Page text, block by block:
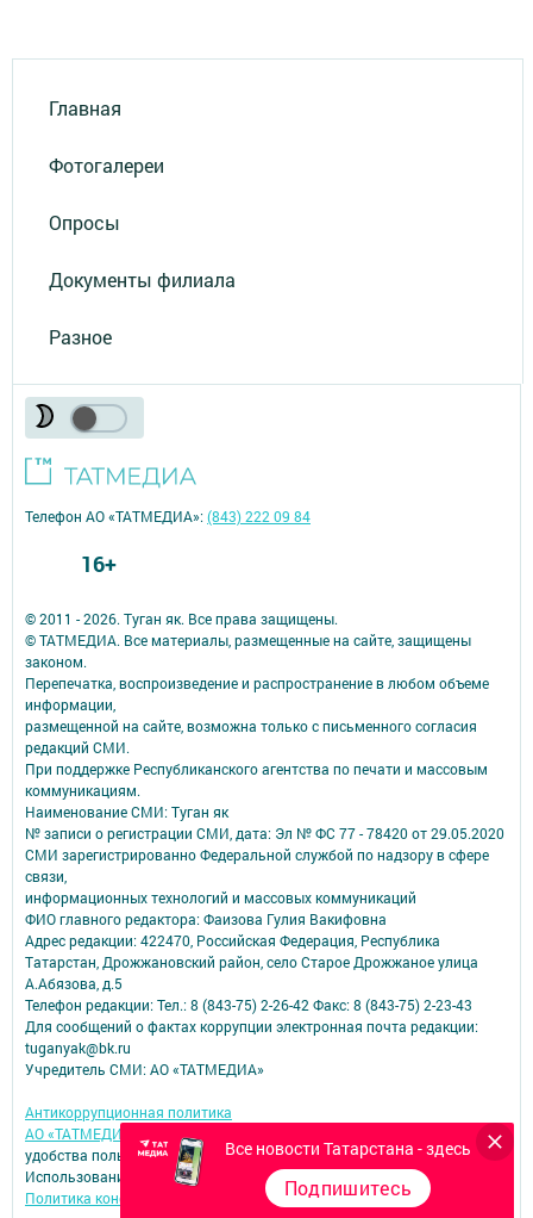
Главная
Фотогалереи
Опросы
Документы филиала
Разное
Все новости Татарстана - здесь
Подпишитесь
© 2011 - 2026. Туган як. Все права защищены.
© ТАТМЕДИА. Все материалы, размещенные на сайте, защищены
законом.
Перепечатка, воспроизведение и распространение в любом объеме
информации,
размещенной на сайте, возможна только с письменного согласия
редакций СМИ.
При поддержке Республиканского агентства по печати и массовым
коммуникациям.
Наименование СМИ: Туган як
№ записи о регистрации СМИ, дата: Эл № ФС 77 - 78420 от 29.05.2020
СМИ зарегистрированно Федеральной службой по надзору в сфере
связи,
информационных технологий и массовых коммуникаций
ФИО главного редактора: Фаизова Гулия Вакифовна
Адрес редакции: 422470, Российская Федерация, Республика
Татарстан, Дрожжановский район, село Старое Дрожжаное улица
А.Абязова, д.5
Телефон редакции: Тел.: 8 (843-75) 2-26-42 Факс: 8 (843-75) 2-23-43
Для сообщений о фактах коррупции электронная почта редакции:
tuganyak@bk.ru
Учредитель СМИ: АО «ТАТМЕДИА»
Антикоррупционная политика
АО «ТАТМЕДИА» использует «cookie»
для персонализации сервисов и
удобства пользователей сайтом.
Использование «cookie» можно отменить в настройках браузера.
Политика конфиденциальности
Телефон АО «ТАТМЕДИА»:(843) 222 09 84
16+